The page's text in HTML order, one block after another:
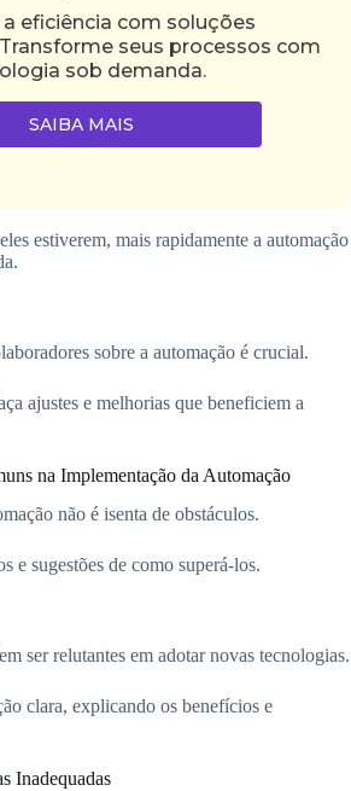
eficiência com soluções
seus processos com
sob demanda.
SAIBA MAIS
estiverem, mais rapidamente a automação
sobre a automação é crucial.
ajustes e melhorias que beneficiem a
na Implementação da Automação
não é isenta de obstáculos.
e sugestões de como superá-los.
ser relutantes em adotar novas tecnologias.
clara, explicando os benefícios e
Inadequadas